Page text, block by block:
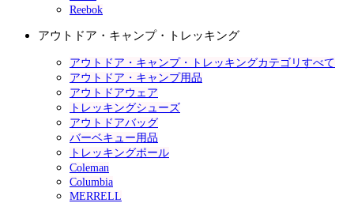
Reebok
アウトドア・キャンプ・トレッキング
アウトドア・キャンプ・トレッキングカテゴリすべて
アウトドア・キャンプ用品
アウトドアウェア
トレッキングシューズ
アウトドアバッグ
バーベキュー用品
トレッキングポール
Coleman
Columbia
MERRELL